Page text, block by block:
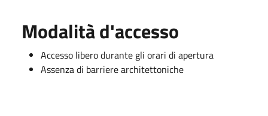
Modalità d'accesso
Accesso libero durante gli orari di apertura
Assenza di barriere architettoniche